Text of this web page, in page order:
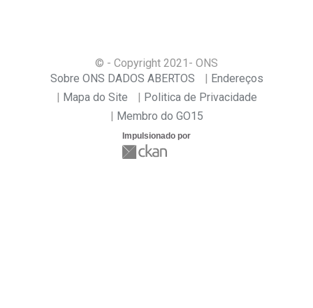
© - Copyright 2021 - ONS
Sobre ONS DADOS ABERTOS
Endereços
Mapa do Site
Politica de Privacidade
Membro do GO15
Impulsionado por